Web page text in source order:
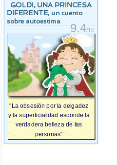
GOLDI, UNA PRINCESA
DIFERENTE, un cuento
sobre autoestima
9.4/10
"La obsesión por la delgadez
y la superficialidad esconde la
verdadera belleza de las
personas"